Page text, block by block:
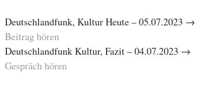
Deutschlandfunk, Kultur Heute – 05.07.2023 →
Beitrag hören
Deutschlandfunk Kultur, Fazit – 04.07.2023 →
Gespräch hören